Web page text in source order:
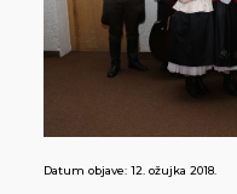
Datum objave: 12. ožujka 2018.